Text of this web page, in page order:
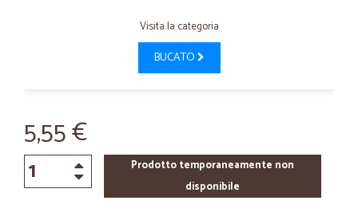
Visita la categoria
BUCATO
5,55 €
Prodotto temporaneamente non
disponibile